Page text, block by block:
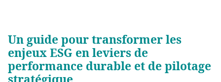
Un guide pour transformer les
enjeux ESG en leviers de
performance durable et de pilotage